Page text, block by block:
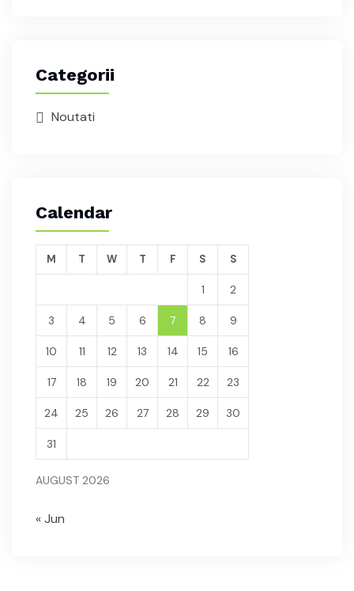
Categorii
Noutati
Calendar
AUGUST 2026
M T W T F S S
1 2
3 4 5 6 7 8 9
10 11 12 13 14 15 16
17 18 19 20 21 22 23
24 25 26 27 28 29 30
31
« Jun